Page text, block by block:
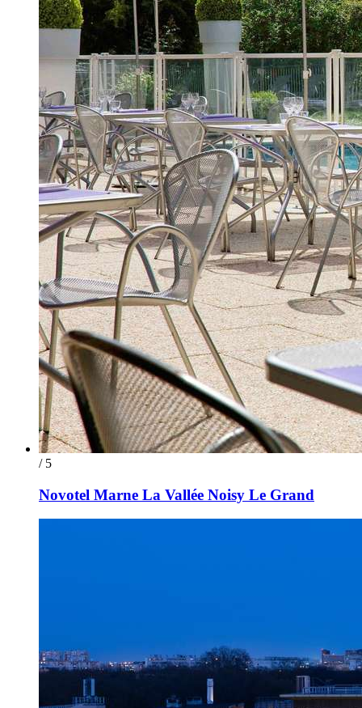
/ 5
Novotel Marne La Vallée Noisy Le Grand